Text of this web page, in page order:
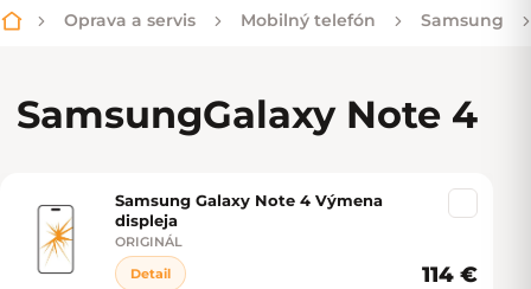
Domov
Oprava a servis Mobilný telefón Samsung
SamsungGalaxy Note 4
Výpis produktov
Samsung Galaxy Note 4 Výmena
displeja
ORIGINÁL
Detail
114 €